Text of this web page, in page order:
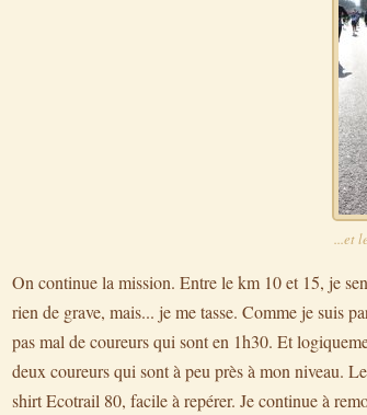
...et
On continue la mission. Entre le km 10 et 15, je
rien de grave, mais... je me tasse. Comme je suis
pas mal de coureurs qui sont en 1h30. Et
deux coureurs qui sont à peu près à mon niveau.
shirt Ecotrail 80, facile à repérer. Je continue à